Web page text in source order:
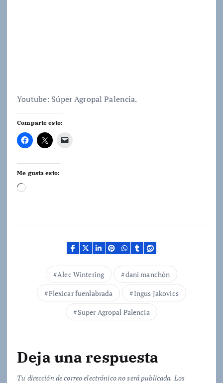
Youtube: Súper Agropal Palencia.
Comparte esto:
Me gusta esto:
C
g
Alec Wintering
dani manchón
Flexicar fuenlabrada
Ingus Jakovics
Super Agropal Palencia
Deja una respuesta
Tu dirección de correo electrónico no será publicada. Los